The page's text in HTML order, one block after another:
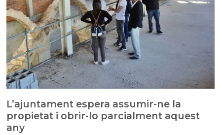
L’ajuntament espera assumir-ne la
propietat i obrir-lo parcialment aquest
any